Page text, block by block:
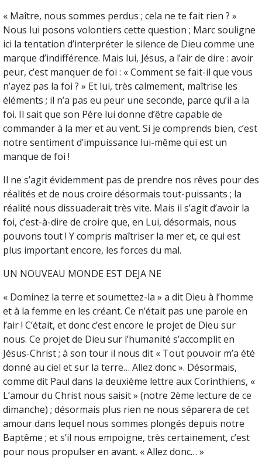
« Maître, nous sommes perdus ; cela ne te fait rien ? »
Nous lui posons volontiers cette question ; Marc souligne
ici la tentation d’interpréter le silence de Dieu comme une
marque d’indifférence. Mais lui, Jésus, a l’air de dire : avoir
peur, c’est manquer de foi : « Comment se fait-il que vous
n’ayez pas la foi ? » Et lui, très calmement, maîtrise les
éléments ; il n’a pas eu peur une seconde, parce qu’il a la
foi. Il sait que son Père lui donne d’être capable de
commander à la mer et au vent. Si je comprends bien, c’est
notre sentiment d’impuissance lui-même qui est un
manque de foi !
Il ne s’agit évidemment pas de prendre nos rêves pour des
réalités et de nous croire désormais tout-puissants ; la
réalité nous dissuaderait très vite. Mais il s’agit d’avoir la
foi, c’est-à-dire de croire que, en Lui, désormais, nous
pouvons tout ! Y compris maîtriser la mer et, ce qui est
plus important encore, les forces du mal.
UN NOUVEAU MONDE EST DEJA NE
« Dominez la terre et soumettez-la » a dit Dieu à l’homme
et à la femme en les créant. Ce n’était pas une parole en
l’air ! C’était, et donc c’est encore le projet de Dieu sur
nous. Ce projet de Dieu sur l’humanité s’accomplit en
Jésus-Christ ; à son tour il nous dit « Tout pouvoir m’a été
donné au ciel et sur la terre… Allez donc ». Désormais,
comme dit Paul dans la deuxième lettre aux Corinthiens, «
L’amour du Christ nous saisit » (notre 2ème lecture de ce
dimanche) ; désormais plus rien ne nous séparera de cet
amour dans lequel nous sommes plongés depuis notre
Baptême ; et s’il nous empoigne, très certainement, c’est
pour nous propulser en avant. « Allez donc… »